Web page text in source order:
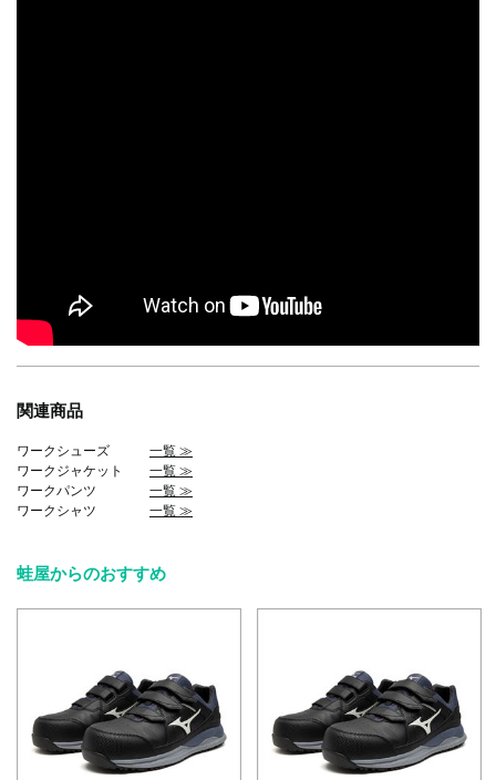
関連商品
ワークシューズ 一覧 ≫
ワークジャケット 一覧 ≫
ワークパンツ 一覧 ≫
ワークシャツ 一覧 ≫
蛙屋からのおすすめ